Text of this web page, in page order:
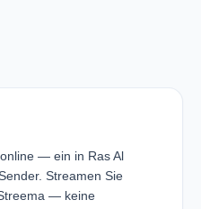
— ein in Ras Al
Streamen Sie
— keine